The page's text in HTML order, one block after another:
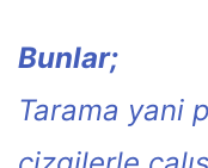
Bunlar;
Tarama yani